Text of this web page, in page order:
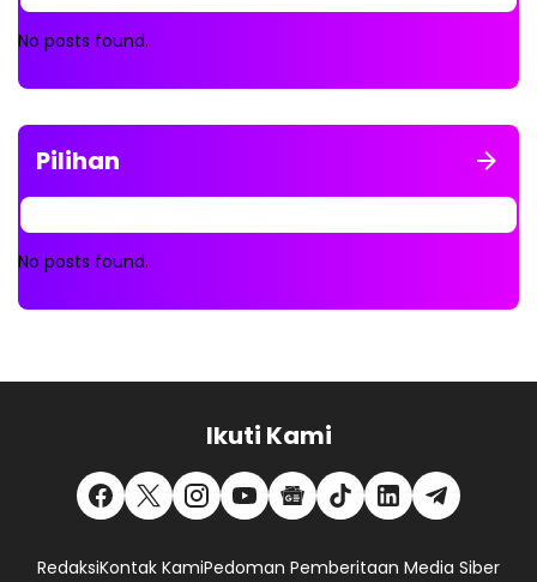
No posts found.
Pilihan
No posts found.
Ikuti Kami
RedaksiKontak KamiPedoman Pemberitaan Media Siber